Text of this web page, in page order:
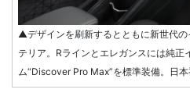
▲デザインを刷新するとともに新世代
テリア。Rラインとエレガンスには純正
ム“Discover Pro Max”を標準装備。日